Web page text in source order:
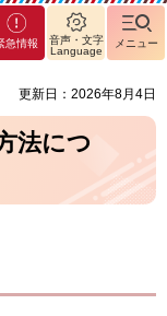
急情報
音声・文字
Language
メニュー
更新日：2026年8月4日
法につ